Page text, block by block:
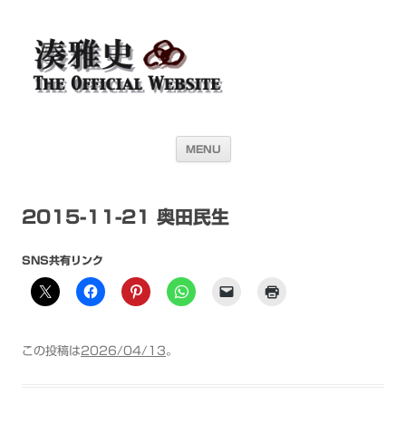
湊雅史オフィシャル・ウェブサイト＜
Masafumi Minato THE
OFFICIAL WEBSITE＞
ウェブサイトです
MENU
2015-11-21 奥田民生
SNS共有リンク
この投稿は2026/04/13。